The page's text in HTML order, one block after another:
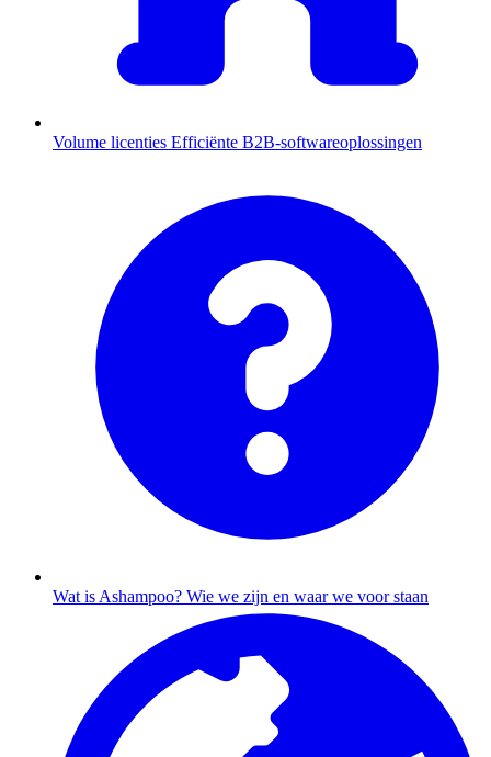
Volume licenties Efficiënte B2B-softwareoplossingen
Wat is Ashampoo? Wie we zijn en waar we voor staan